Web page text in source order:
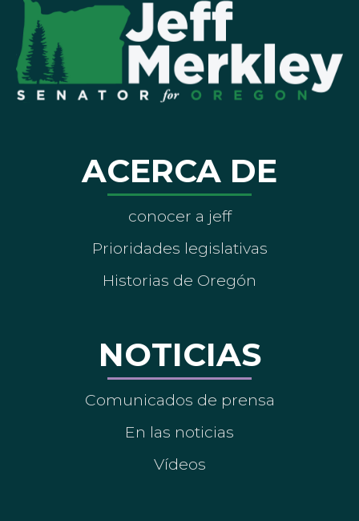
ACERCA DE
conocer a jeff
Prioridades legislativas
Historias de Oregón
NOTICIAS
Comunicados de prensa
En las noticias
Vídeos